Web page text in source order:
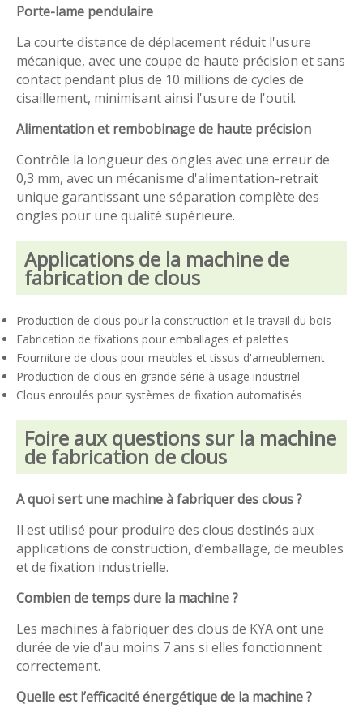
Porte-lame pendulaire
La courte distance de déplacement réduit l'usure
mécanique, avec une coupe de haute précision et sans
contact pendant plus de 10 millions de cycles de
cisaillement, minimisant ainsi l'usure de l'outil.
Alimentation et rembobinage de haute précision
Contrôle la longueur des ongles avec une erreur de
0,3 mm, avec un mécanisme d'alimentation-retrait
unique garantissant une séparation complète des
ongles pour une qualité supérieure.
Applications de la machine de
fabrication de clous
Production de clous pour la construction et le travail du bois
Fabrication de fixations pour emballages et palettes
Fourniture de clous pour meubles et tissus d'ameublement
Production de clous en grande série à usage industriel
Clous enroulés pour systèmes de fixation automatisés
Foire aux questions sur la machine
de fabrication de clous
A quoi sert une machine à fabriquer des clous ?
Il est utilisé pour produire des clous destinés aux
applications de construction, d’emballage, de meubles
et de fixation industrielle.
Combien de temps dure la machine ?
Les machines à fabriquer des clous de KYA ont une
durée de vie d'au moins 7 ans si elles fonctionnent
correctement.
Quelle est l’efficacité énergétique de la machine ?